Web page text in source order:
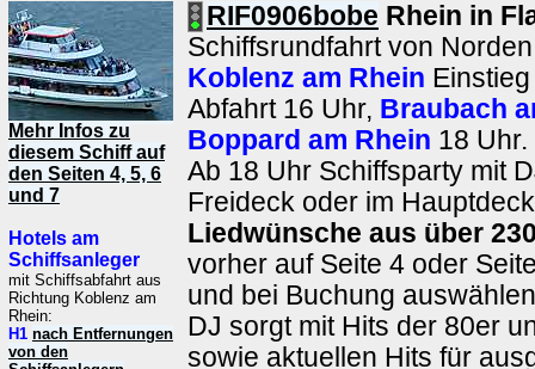
Mehr Infos zu
diesem Schiff auf
den Seiten 4, 5, 6
und 7
Hotels am
Schiffsanleger
mit Schiffsabfahrt aus
Richtung Koblenz am
Rhein:
H1 nach Entfernungen
von den
RIF0906bobe Rhein in
Schiffsrundfahrt von
Koblenz am Rhein
Abfahrt 16 Uhr, Braubach
Boppard am Rhein 18 Uhr.
Ab 18 Uhr Schiffsparty mit
Freideck oder im
Liedwünsche aus über
vorher auf Seite 4 oder
und bei Buchung
DJ sorgt mit Hits der 80er
sowie aktuellen Hits für